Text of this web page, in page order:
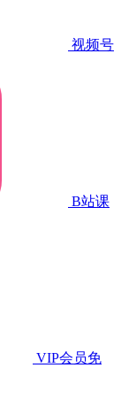
视频号
B站课
VIP会员免